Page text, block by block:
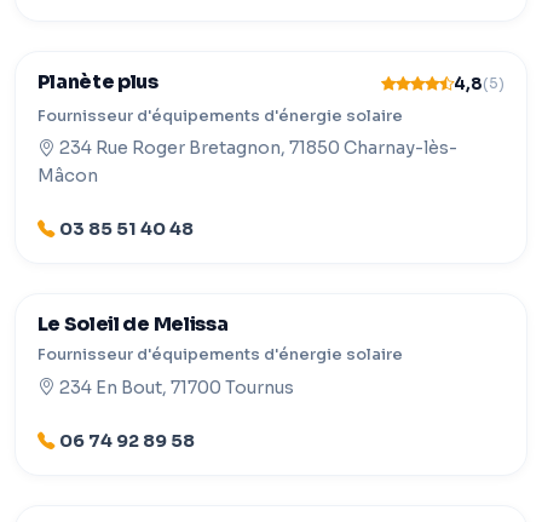
Planète plus 4,8(5)
Fournisseur d'équipements d'énergie solaire
234 Rue Roger Bretagnon, 71850 Charnay-lès-
Mâcon
03 85 51 40 48
Le Soleil de Melissa
Fournisseur d'équipements d'énergie solaire
234 En Bout, 71700 Tournus
06 74 92 89 58